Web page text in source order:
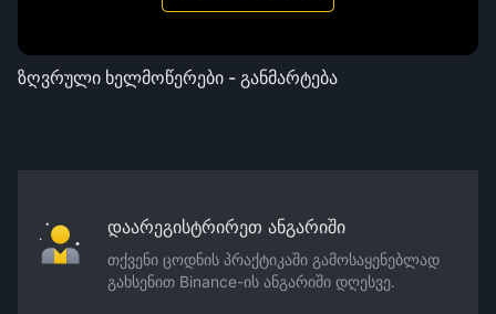
ზღვრული ხელმოწერები - განმარტება
დაარეგისტრირეთ ანგარიში
თქვენი ცოდნის პრაქტიკაში გამოსაყენებლად
გახსენით Binance-ის ანგარიში დღესვე.